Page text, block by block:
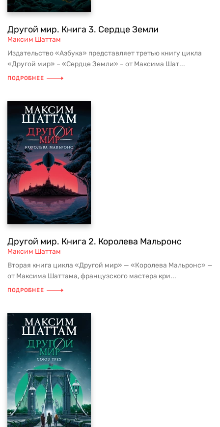
Другой мир. Книга 3. Сердце Земли
Максим Шаттам
Издательство «Азбука» представляет третью книгу цикла
«Другой мир» – «Сердце Земли» – от Максима Шат...
ПОДРОБНЕЕ
Другой мир. Книга 2. Королева Мальронс
Максим Шаттам
Вторая книга цикла «Другой мир» — «Королева Мальронс» —
от Максима Шаттама, французского мастера кри...
ПОДРОБНЕЕ